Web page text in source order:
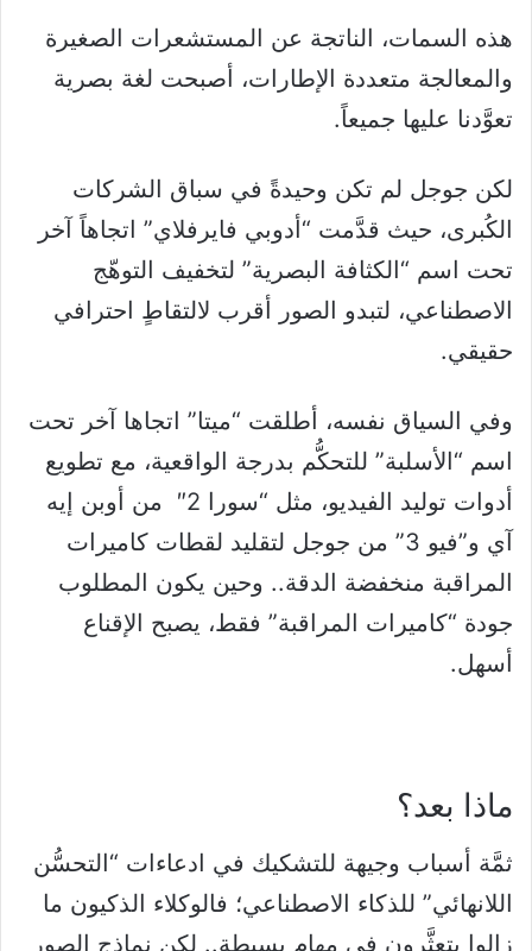
هذه السمات، الناتجة عن المستشعرات الصغيرة
والمعالجة متعددة الإطارات، أصبحت لغة بصرية
تعوَّدنا عليها جميعاً.
لكن جوجل لم تكن وحيدةً في سباق الشركات
الكُبرى، حيث قدَّمت “أدوبي فايرفلاي” اتجاهاً آخر
تحت اسم “الكثافة البصرية” لتخفيف التوهّج
الاصطناعي، لتبدو الصور أقرب لالتقاطٍ احترافي
حقيقي.
وفي السياق نفسه، أطلقت “ميتا” اتجاها آخر تحت
اسم “الأسلبة” للتحكُّم بدرجة الواقعية، مع تطويع
أدوات توليد الفيديو، مثل “سورا 2″ من أوبن إيه
آي و”فيو 3” من جوجل لتقليد لقطات كاميرات
المراقبة منخفضة الدقة.. وحين يكون المطلوب
جودة “كاميرات المراقبة” فقط، يصبح الإقناع
أسهل.
ماذا بعد؟
ثمَّة أسباب وجيهة للتشكيك في ادعاءات “التحسُّن
اللانهائي” للذكاء الاصطناعي؛ فالوكلاء الذكيون ما
زالوا يتعثَّرون في مهام بسيطة.. لكن نماذج الصور